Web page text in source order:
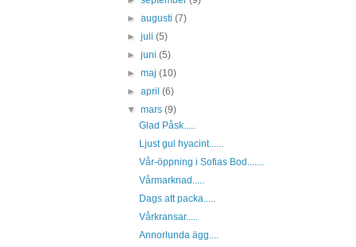
►augusti(7)
►juli(5)
►juni(5)
►maj(10)
►april(6)
▼mars(9)
Glad Påsk.....
Ljust gul hyacint......
Vår-öppning i Sofias Bod.......
Vårmarknad.....
Dags att packa.....
Vårkransar.....
Annorlunda ägg....